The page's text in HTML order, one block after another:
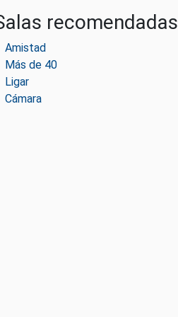
recomendadas
Amistad
Más de 40
Ligar
Cámara